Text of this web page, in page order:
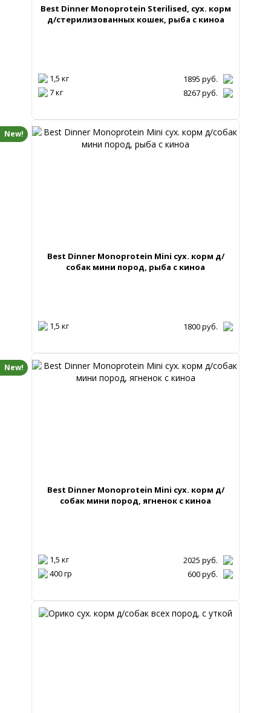
Best Dinner Monoprotein Sterilised, сух. корм
д/стерилизованных кошек, рыба с киноа
1,5 кг 1895 руб.
7 кг
8267руб.
New!
Best Dinner Monoprotein Mini сух. корм д/
собак мини пород, рыба с киноа
1,5 кг 1800руб.
New!
Best Dinner Monoprotein Mini сух. корм д/
собак мини пород, ягненок с киноа
1,5 кг 2025 руб.
400 гр
600руб.